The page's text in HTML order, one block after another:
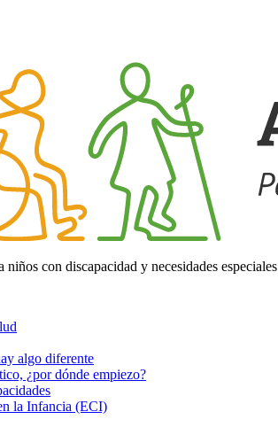
con discapacidad y necesidades especiales
algo diferente
¿por dónde empiezo?
la Infancia (ECI)